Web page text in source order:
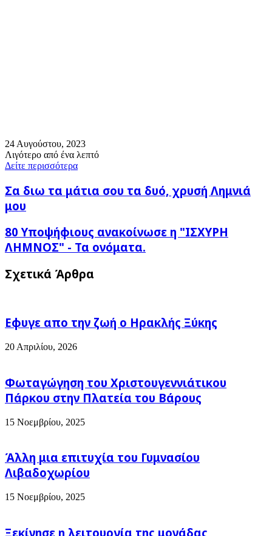
24 Αυγούστου, 2023
Λιγότερο από ένα λεπτό
Δείτε περισσότερα
Σα
διω
τα
σου
τα
δυό,
Λημνιά
Σα διω τα μάτια σου τα δυό, χρυσή Λημνιά
μου
80
Υποψήφιους
ανακοίνωσε
"ΙΣΧΥΡΗ
ΛΗΜΝΟΣ"
ονόματα.
80 Υποψήφιους ανακοίνωσε η "ΙΣΧΥΡΗ
ΛΗΜΝΟΣ" - Τα ονόματα.
Σχετικά Άρθρα
Εφυγε απο την ζωή o Ηρακλής Ξύκης
20 Απριλίου, 2026
Φωταγώγηση του Χριστουγεννιάτικου
Πάρκου στην Πλατεία του Βάρους
15 Νοεμβρίου, 2025
Άλλη μια επιτυχία του Γυμνασίου
Λιβαδοχωρίου
15 Νοεμβρίου, 2025
Ξεκίνησε η λειτουργία της μονάδας